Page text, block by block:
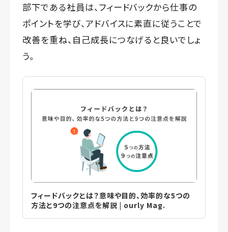
部下である社員は、フィードバックから仕事の
ポイントを学び、アドバイスに素直に従うことで
改善を重ね、自己成長につなげると良いでしょ
う。
フィードバックとは？意味や目的、効率的な5つの
方法と9つの注意点を解説 | ourly Mag.